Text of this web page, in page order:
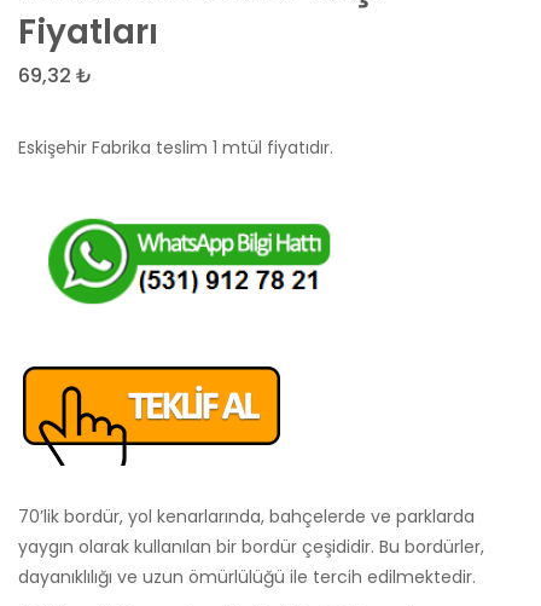
Fiyatları
69,32 ₺
Eskişehir Fabrika teslim 1 mtül fiyatıdır.
70’lik bordür, yol kenarlarında, bahçelerde ve parklarda
yaygın olarak kullanılan bir bordür çeşididir. Bu bordürler,
dayanıklılığı ve uzun ömürlülüğü ile tercih edilmektedir.